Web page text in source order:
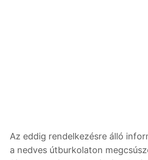
Az eddig rendelkezésre álló
a nedves útburkolaton